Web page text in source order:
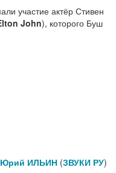
участие актёр Стивен
John), которого Буш
Юрий ИЛЬИН (ЗВУКИ РУ)